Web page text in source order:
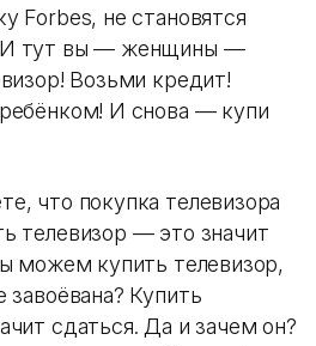
Forbes, не становятся
тут вы — женщины —
Возьми кредит!
И снова — купи
что покупка телевизора
телевизор — это значит
можем купить телевизор,
завоёвана? Купить
сдаться. Да и зачем он?